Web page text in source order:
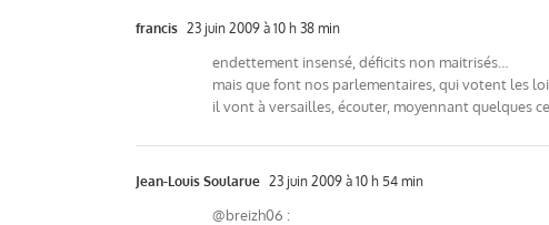
francis 23 juin 2009 à 10 h 38 min
endettement insensé, déficits non maitrisés…
mais que font nos parlementaires, qui votent les
il vont à versailles, écouter, moyennant quelques
Jean-Louis Soularue 23 juin 2009 à 10 h 54 min
@breizh06 :